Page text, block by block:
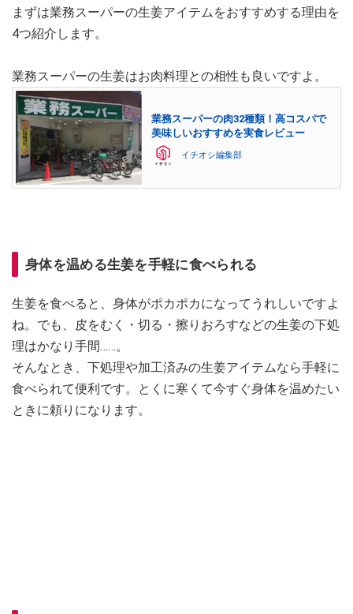
まずは業務スーパーの生姜アイテムをおすすめする理由を
4つ紹介します。
業務スーパーの生姜はお肉料理との相性も良いですよ。
業務スーパーの肉32種類！高コスパで
美味しいおすすめを実食レビュー
イチオシ編集部
身体を温める生姜を手軽に食べられる
生姜を食べると、身体がポカポカになってうれしいですよ
ね。でも、皮をむく・切る・擦りおろすなどの生姜の下処
理はかなり手間……。
そんなとき、下処理や加工済みの生姜アイテムなら手軽に
食べられて便利です。とくに寒くて今すぐ身体を温めたい
ときに頼りになります。